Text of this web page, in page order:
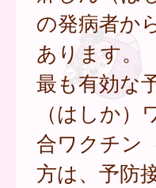
の発病者か
あります。
最も有効な
（はしか
合ワクチン
方は、予防